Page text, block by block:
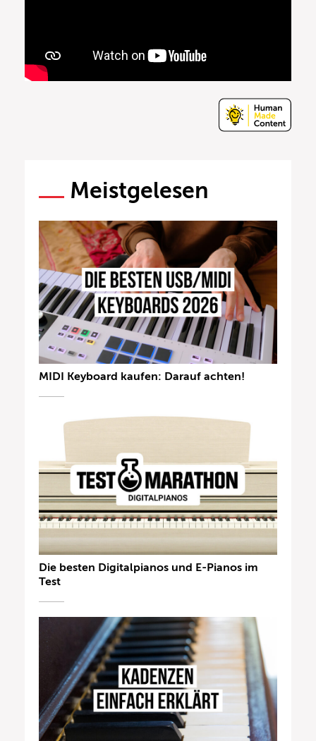
Meistgelesen
MIDI Keyboard kaufen: Darauf achten!
Die besten Digitalpianos und E-Pianos im
Test